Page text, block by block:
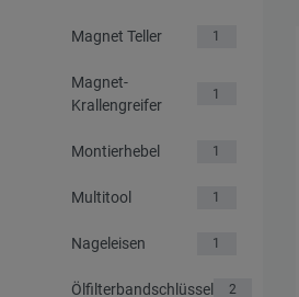
Magnet Teller 1
Magnet-
Krallengreifer
1
Montierhebel 1
Multitool 1
Nageleisen 1
Ölfilterbandschlüssel 2